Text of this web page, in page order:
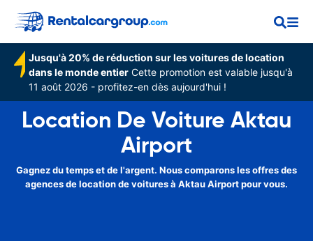
Jusqu'à 20% de réduction sur les voitures de location
dans le monde entier Cette promotion est valable jusqu'à
11 août 2026 - profitez-en dès aujourd'hui !
Location De Voiture Aktau
Airport
Gagnez du temps et de l'argent. Nous comparons les offres des
agences de location de voitures à Aktau Airport pour vous.